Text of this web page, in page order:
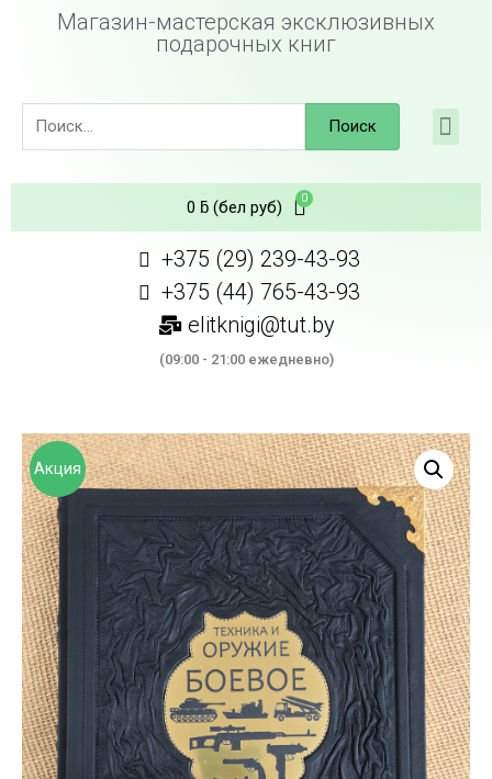
Магазин-мастерская эксклюзивных
подарочных книг
Поиск
0 ƃ(бел руб)
+375 (29) 239-43-93
+375 (44) 765-43-93
elitknigi@tut.by
(09:00 - 21:00 ежедневно)
Акция